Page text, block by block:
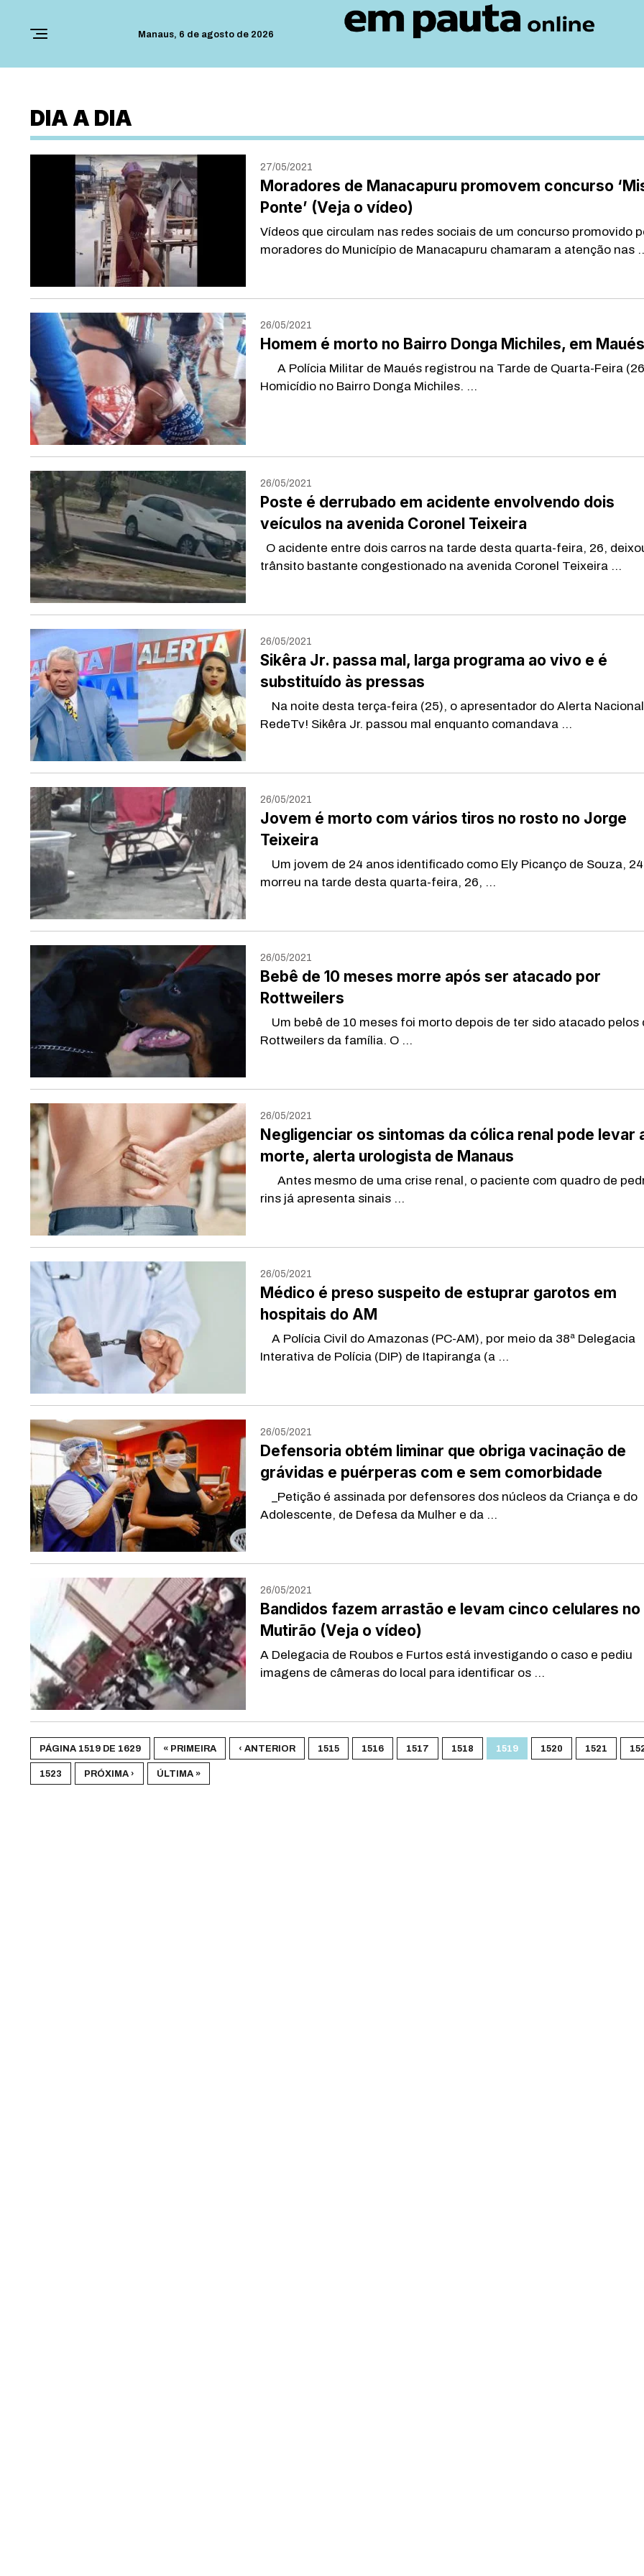
Manaus, 6 de agosto de 2026
DIA A DIA
27/05/2021
Moradores de Manacapuru promovem concurso
Ponte’ (Veja o vídeo)
Vídeos que circulam nas redes sociais de um concurso promovido
moradores do Município de Manacapuru chamaram a atenção nas
26/05/2021
Homem é morto no Bairro Donga Michiles, em Maués
A Polícia Militar de Maués registrou na Tarde de Quarta-Feira
Homicídio no Bairro Donga Michiles. ...
26/05/2021
Poste é derrubado em acidente envolvendo dois
veículos na avenida Coronel Teixeira
O acidente entre dois carros na tarde desta quarta-feira, 26,
trânsito bastante congestionado na avenida Coronel Teixeira ...
26/05/2021
Sikêra Jr. passa mal, larga programa ao vivo e é
substituído às pressas
Na noite desta terça-feira (25), o apresentador do Alerta
RedeTv! Sikêra Jr. passou mal enquanto comandava ...
26/05/2021
Jovem é morto com vários tiros no rosto no Jorge
Teixeira
Um jovem de 24 anos identificado como Ely Picanço de Souza,
morreu na tarde desta quarta-feira, 26, ...
26/05/2021
Bebê de 10 meses morre após ser atacado por
Rottweilers
Um bebê de 10 meses foi morto depois de ter sido atacado pelos
Rottweilers da família. O ...
26/05/2021
Negligenciar os sintomas da cólica renal pode levar
morte, alerta urologista de Manaus
Antes mesmo de uma crise renal, o paciente com quadro de
rins já apresenta sinais ...
26/05/2021
Médico é preso suspeito de estuprar garotos em
hospitais do AM
A Polícia Civil do Amazonas (PC-AM), por meio da 38ª Delegacia
Interativa de Polícia (DIP) de Itapiranga (a ...
26/05/2021
Defensoria obtém liminar que obriga vacinação de
grávidas e puérperas com e sem comorbidade
_Petição é assinada por defensores dos núcleos da Criança e do
Adolescente, de Defesa da Mulher e da ...
26/05/2021
Bandidos fazem arrastão e levam cinco celulares no
Mutirão (Veja o vídeo)
A Delegacia de Roubos e Furtos está investigando o caso e pediu
imagens de câmeras do local para identificar os ...
PÁGINA 1519 DE 1629 « PRIMEIRA ‹ ANTERIOR 1515 1516 1517 1518 1519 1520 1521
1523 PRÓXIMA › ÚLTIMA »